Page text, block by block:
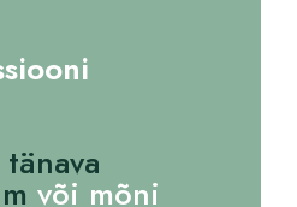
või mõni